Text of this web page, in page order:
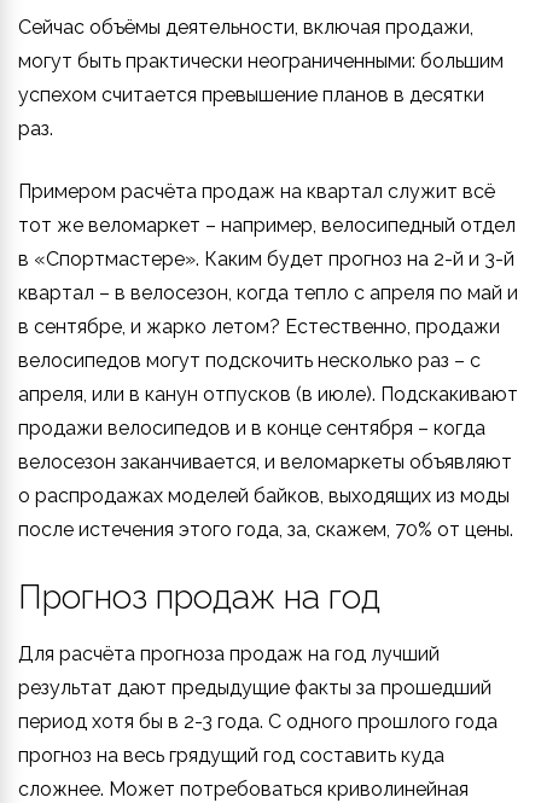
Сейчас объёмы деятельности, включая продажи,
могут быть практически неограниченными: большим
успехом считается превышение планов в десятки
раз.
Примером расчёта продаж на квартал служит всё
тот же веломаркет – например, велосипедный отдел
в «Спортмастере». Каким будет прогноз на 2-й и 3-й
квартал – в велосезон, когда тепло с апреля по май и
в сентябре, и жарко летом? Естественно, продажи
велосипедов могут подскочить несколько раз – с
апреля, или в канун отпусков (в июле). Подскакивают
продажи велосипедов и в конце сентября – когда
велосезон заканчивается, и веломаркеты объявляют
о распродажах моделей байков, выходящих из моды
после истечения этого года, за, скажем, 70% от цены.
Прогноз продаж на год
Для расчёта прогноза продаж на год лучший
результат дают предыдущие факты за прошедший
период хотя бы в 2-3 года. С одного прошлого года
прогноз на весь грядущий год составить куда
сложнее. Может потребоваться криволинейная